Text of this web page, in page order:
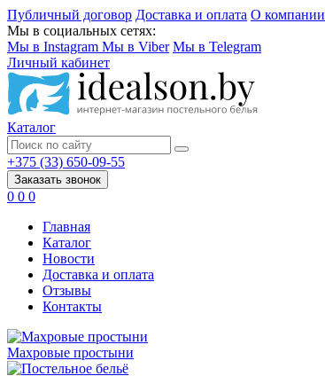
Публичный договор Доставка и оплата О компании
Мы в социальных сетях:
Мы в Instagram Мы в Viber Мы в Telegram
Личный кабинет
Каталог
+375 (33) 650-09-55
Заказать звонок
0 0 0
Главная
Каталог
Новости
Доставка и оплата
Отзывы
Контакты
Махровые простыни